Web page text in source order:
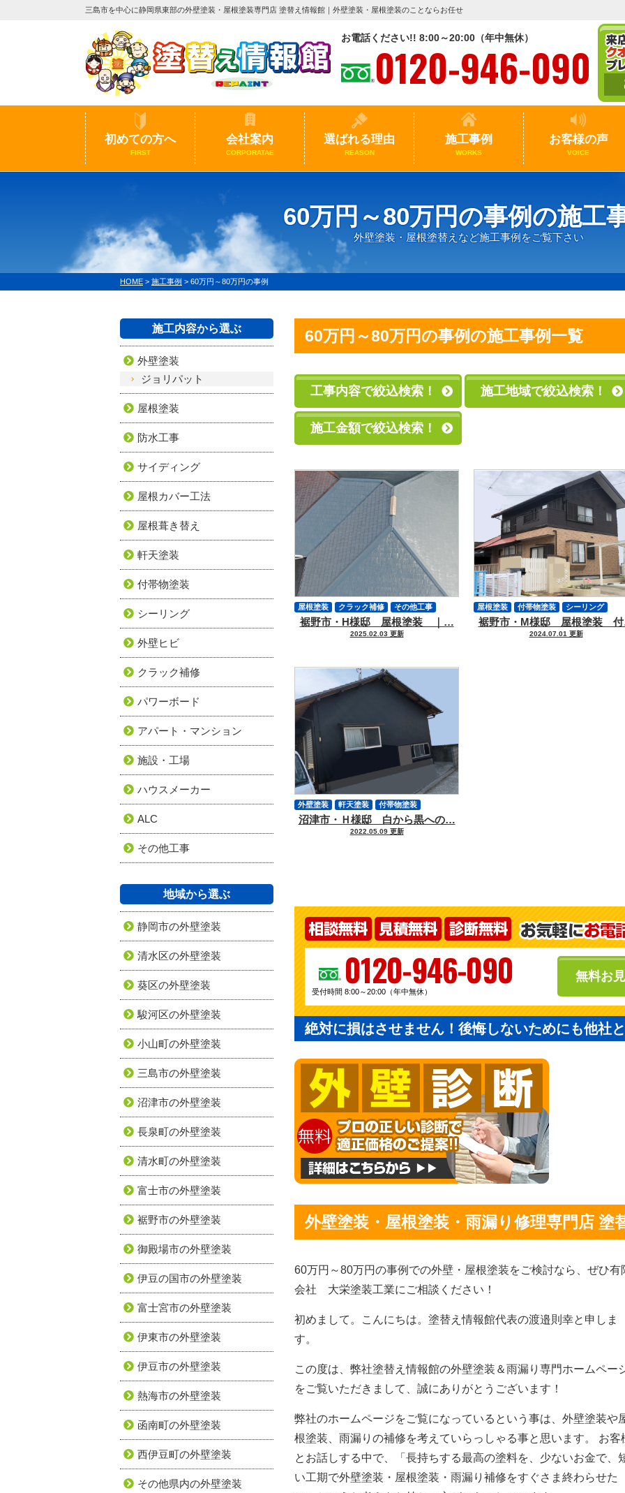
三島市を中心に静岡県東部の外壁塗装・屋根塗装専門店 塗替え情報館｜外壁塗装・屋根塗装のことならお任せ
お電話ください!! 8:00～20:00（年中無休）
0120-946-090
初めての方へ
FIRST
会社案内
CORPORATAE
選ばれる理由
REASON
施工事例
WORKS
お客様の声
VOICE
60万円～80万円の事例の施工
外壁塗装・屋根塗替えなど施工事例をご覧下さい
HOME > 施工事例 > 60万円～80万円の事例
60万円～80万円の事例の施工事例一覧
工事内容で絞込検索！ 施工地域で絞込検索！
施工金額で絞込検索！
裾野市・H様邸 屋根塗装 ｜…
2025.02.03 更新
屋根塗装 クラック補修 その他工事
裾野市・M様邸 屋根塗装
2024.07.01 更新
屋根塗装 付帯物塗装
シーリング
その他工事
沼津市・Ｈ様邸 白から黒への…
2022.05.09 更新
外壁塗装 軒天塗装
付帯物塗装
外壁ヒビ
クラック補修 その他工事
0120-946-090
受付時間 8:00～20:00（年中無休）
無料お
絶対に損はさせません！後悔しないためにも他社
外壁塗装・屋根塗装・雨漏り修理専門店 塗
60万円～80万円の事例での外壁・屋根塗装をご検討なら、ぜひ有
会社 大栄塗装工業にご相談ください！
初めまして。こんにちは。塗替え情報館代表の渡邉則幸と申しま
す。
この度は、弊社塗替え情報館の外壁塗装＆雨漏り専門ホームペー
をご覧いただきまして、誠にありがとうございます！
弊社のホームページをご覧になっているという事は、外壁塗装や
根塗装、雨漏りの補修を考えていらっしゃる事と思います。 お客
とお話しする中で、「長持ちする最高の塗料を、少ないお金で、
い工期で外壁塗装・屋根塗装・雨漏り補修をすぐさま終わらせた
施工内容から選ぶ
外壁塗装
ジョリパット
屋根塗装
防水工事
サイディング
屋根カバー工法
屋根葺き替え
軒天塗装
付帯物塗装
シーリング
外壁ヒビ
クラック補修
パワーボード
アパート・マンション
施設・工場
ハウスメーカー
ALC
その他工事
地域から選ぶ
静岡市の外壁塗装
清水区の外壁塗装
葵区の外壁塗装
駿河区の外壁塗装
小山町の外壁塗装
三島市の外壁塗装
沼津市の外壁塗装
長泉町の外壁塗装
清水町の外壁塗装
富士市の外壁塗装
裾野市の外壁塗装
御殿場市の外壁塗装
伊豆の国市の外壁塗装
富士宮市の外壁塗装
伊東市の外壁塗装
伊豆市の外壁塗装
熱海市の外壁塗装
函南町の外壁塗装
西伊豆町の外壁塗装
その他県内の外壁塗装